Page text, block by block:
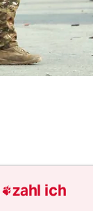
– und fielen
drei
zahl ich